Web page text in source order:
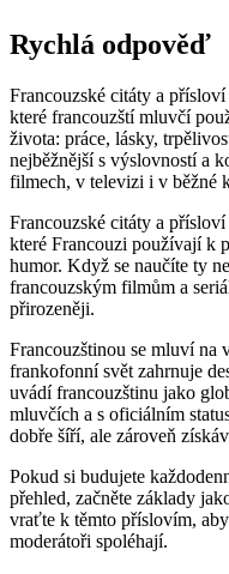
Rychlá odpověď
Francouzské citáty a
které francouzští mluvčí
života: práce, lásky,
nejběžnější s výslovností a
filmech, v televizi i v běžné
Francouzské citáty a
které Francouzi používají k
humor. Když se naučíte ty
francouzským filmům a
přirozeněji.
Francouzštinou se mluví na
frankofonní svět zahrnuje
uvádí francouzštinu jako
mluvčích a s oficiálním
dobře šíří, ale zároveň
Pokud si budujete
přehled, začněte základy
vraťte k těmto příslovím,
moderátoři spoléhají.